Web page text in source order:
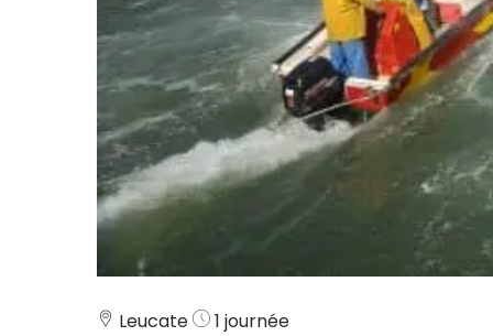
Leucate
1 journée